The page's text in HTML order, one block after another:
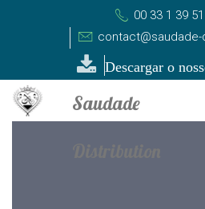
00 33 1 39
Descargar o